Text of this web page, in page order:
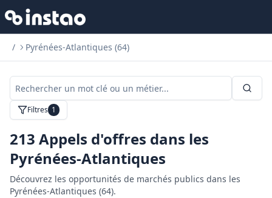
/ Pyrénées-Atlantiques (64)
Filtres 1
213 Appels d'offres dans les
Pyrénées-Atlantiques
Découvrez les opportunités de marchés publics dans les
Pyrénées-Atlantiques (64).